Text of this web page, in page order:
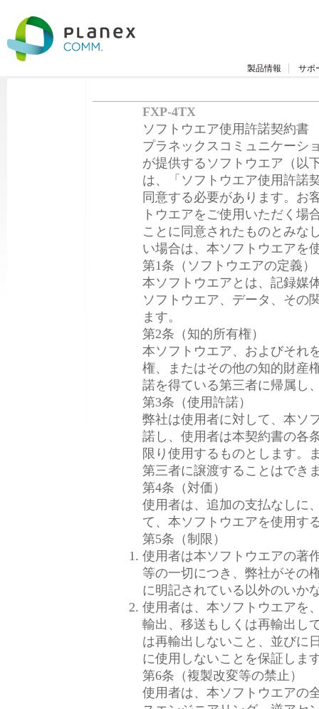
製品情報 サポ
FXP-4TX
ソフトウエア使用許諾契約書
プラネックスコミュニケーシ
が提供するソフトウエア（以
は、「ソフトウエア使用許諾
同意する必要があります。お
トウエアをご使用いただく場
ことに同意されたものとみな
い場合は、本ソフトウエアを
第1条（ソフトウエアの定義）
本ソフトウエアとは、記録媒
ソフトウエア、データ、その
ます。
第2条（知的所有権）
本ソフトウエア、およびそれ
権、またはその他の知的財産
諾を得ている第三者に帰属し
第3条（使用許諾）
弊社は使用者に対して、本ソ
諾し、使用者は本契約書の各
限り使用するものとします。
第三者に譲渡することはでき
第4条（対価）
使用者は、追加の支払なしに
て、本ソフトウエアを使用す
第5条（制限）
使用者は本ソフトウエアの著
等の一切につき、弊社がその
に明記されている以外のいか
使用者は、本ソフトウエアを
輸出、移送もしくは再輸出し
は再輸出しないこと、並びに
に使用しないことを保証しま
第6条（複製改変等の禁止）
使用者は、本ソフトウエアの